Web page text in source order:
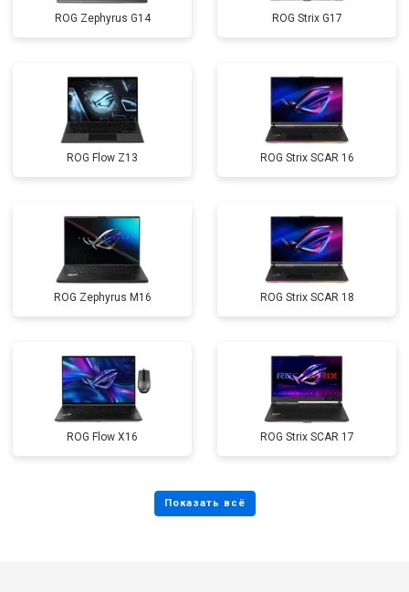
ROG Zephyrus G14 ROG Strix G17
ROG Flow Z13 ROG Strix SCAR 16
ROG Zephyrus M16 ROG Strix SCAR 18
ROG Flow X16 ROG Strix SCAR 17